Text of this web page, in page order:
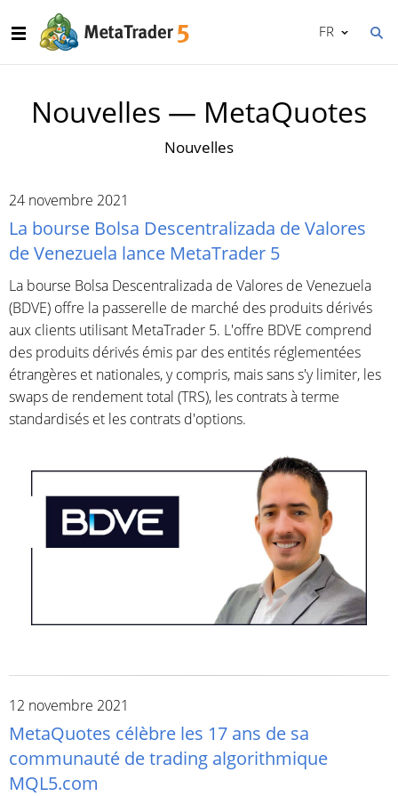
FR
Nouvelles — MetaQuotes
Nouvelles
24 novembre 2021
La bourse Bolsa Descentralizada de Valores
de Venezuela lance MetaTrader 5
La bourse Bolsa Descentralizada de Valores de Venezuela
(BDVE) offre la passerelle de marché des produits dérivés
aux clients utilisant MetaTrader 5. L'offre BDVE comprend
des produits dérivés émis par des entités réglementées
étrangères et nationales, y compris, mais sans s'y limiter, les
swaps de rendement total (TRS), les contrats à terme
standardisés et les contrats d'options.
12 novembre 2021
MetaQuotes célèbre les 17 ans de sa
communauté de trading algorithmique
MQL5.com